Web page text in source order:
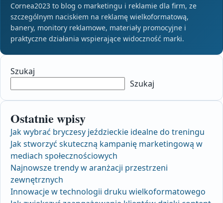
Cornea2023 to blog o marketingu i reklamie dla firm, ze
szczególnym naciskiem na reklamę wielkoformatową,
banery, monitory reklamowe, materiały promocyjne i
praktyczne działania wspierające widoczność marki.
Szukaj
Szukaj
Ostatnie wpisy
Jak wybrać bryczesy jeździeckie idealne do treningu
Jak stworzyć skuteczną kampanię marketingową w
mediach społecznościowych
Najnowsze trendy w aranżacji przestrzeni
zewnętrznych
Innowacje w technologii druku wielkoformatowego